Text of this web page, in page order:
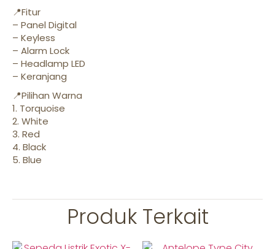
📍Fitur
– Panel Digital
– Keyless
– Alarm Lock
– Headlamp LED
– Keranjang
📍Pilihan Warna
1. Torquoise
2. White
3. Red
4. Black
5. Blue
Produk Terkait